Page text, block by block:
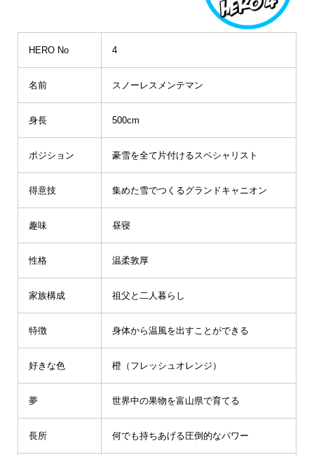
HERO No 4
名前 スノーレスメンテマン
身長 500cm
ポジション 豪雪を全て片付けるスペシャリスト
得意技 集めた雪でつくるグランドキャニオン
趣味 昼寝
性格 温柔敦厚
家族構成 祖父と二人暮らし
特徴 身体から温風を出すことができる
好きな色 橙（フレッシュオレンジ）
夢 世界中の果物を富山県で育てる
長所 何でも持ちあげる圧倒的なパワー